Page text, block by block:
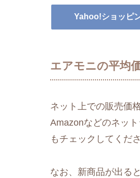
Yahoo!ショッピ
エアモニの平均
ネット上での販売価
Amazonなどのネッ
もチェックしてくださ
なお、新商品が出る